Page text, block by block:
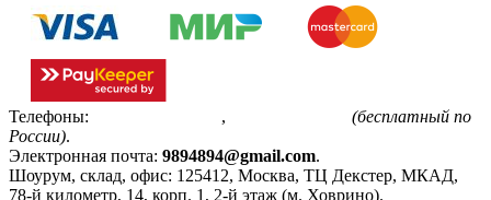
Телефоны: ,
(бесплатный по
России).
Электронная почта: 9894894@gmail.com.
Шоурум, склад, офис: 125412, Москва, ТЦ Декстер, МКАД,
78-й километр, 14, корп. 1, 2-й этаж (м. Ховрино).